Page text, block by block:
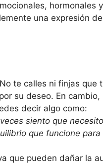
hormonales
una expresión
te calles ni finjas que
su deseo. En
decir algo como:
siento que
que funcione para
que pueden dañar la